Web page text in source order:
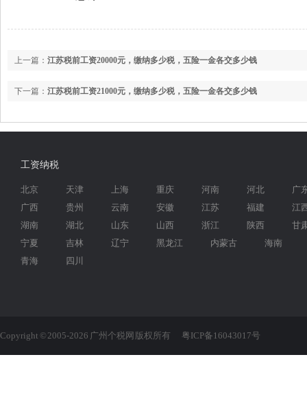
上一篇： 江苏税前工资20000元，缴纳多少税，五险一金各交多少钱
下一篇： 江苏税前工资21000元，缴纳多少税，五险一金各交多少钱
工资纳税
北京 天津 上海 重庆 河南 河北
广
广西
贵州 云南 安徽 江苏 福建
江
湖南
湖北 山东 山西 浙江 陕西
甘
宁夏
吉林 辽宁 黑龙江 内蒙古
海南
青海
四川
Copyright © 2005-2026 广州个税网 版权所有 粤ICP备16043017号